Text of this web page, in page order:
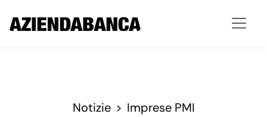
Notizie Imprese PMI